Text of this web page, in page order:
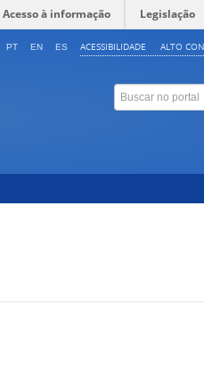
Acesso à informação Legislação
ACESSIBILIDADE ALTO
PT EN ES